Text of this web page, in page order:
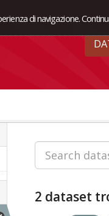
di navigazione.
2 dataset